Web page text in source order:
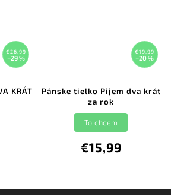
€26,99
–29 %
KRÁT
€19,99
–20 %
Pánske tielko Pijem dva krát
za rok
€15,99
To chcem